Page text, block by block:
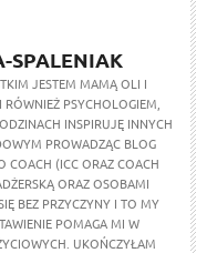
SPALENIAK
JESTEM MAMĄ OLI I
PSYCHOLOGIEM,
INSPIRUJĘ INNYCH
PROWADZĄC BLOG
COACH (ICC ORAZ COACH
ORAZ OSOBAMI
BEZ PRZYCZYNY I TO MY
POMAGA MI W
UKOŃCZYŁAM